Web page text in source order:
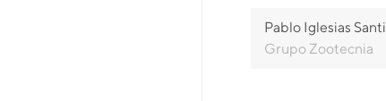
Pablo Iglesias
Grupo Zootecnia